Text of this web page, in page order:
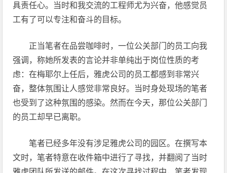
具责任心。当时和我交流的工程师尤为兴奋，他感觉员
工有了可以专注和奋斗的目标。
正当笔者在品尝咖啡时，一位公关部门的员工向我
强调，称她所发表的言论并非单纯出于岗位性质的考
虑：在梅耶尔上任后，雅虎公司的员工都感到非常兴
奋，整体氛围让人感觉非常良好。当时身处现场的笔者
也受到了这种氛围的感染。然而在今天，那位公关部门
的员工却早已离职。
笔者已经多年没有涉足雅虎公司的园区。在撰写本
文时，笔者特意在收件箱中进行了寻找，并翻阅了当时